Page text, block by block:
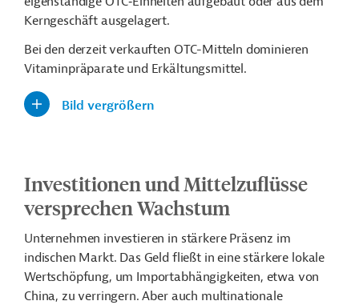
Kerngeschäft ausgelagert.
Bei den derzeit verkauften OTC-Mitteln dominieren
Vitaminpräparate und Erkältungsmittel.
Bild vergrößern
Investitionen und Mittelzuflüsse
versprechen Wachstum
Unternehmen investieren in stärkere Präsenz im
indischen Markt. Das Geld fließt in eine stärkere lokale
Wertschöpfung, um Importabhängigkeiten, etwa von
China, zu verringern. Aber auch multinationale